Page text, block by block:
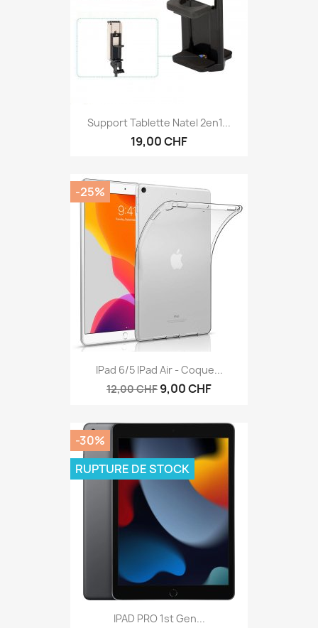
Support Tablette Natel 2en1...
19,00 CHF
IPad 6/5 IPad Air - Coque...
12,00 CHF 9,00 CHF
-25%
IPAD PRO 1st Gen...
-30%
RUPTURE DE STOCK